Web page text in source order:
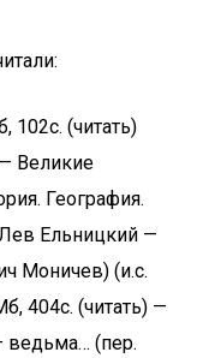
102с. (читать)
— Великие
География.
Ельницкий —
Моничев) (и.с.
404с. (читать) —
(пер.